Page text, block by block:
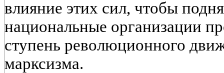
влияние этих сил, чтобы
национальные организации
ступень революционного
марксизма.